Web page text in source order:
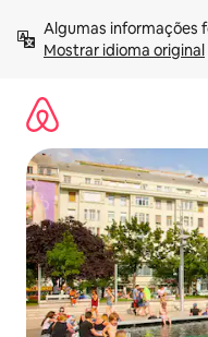
para
Mostrar idioma original